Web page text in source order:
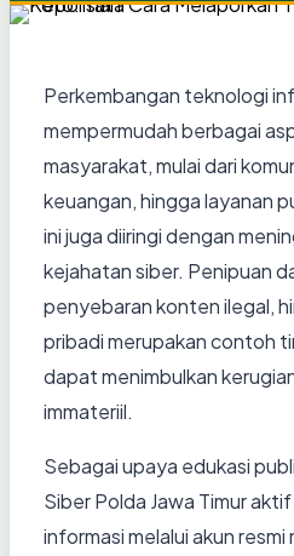
Perkembangan teknologi
mempermudah berbagai
masyarakat, mulai dari
keuangan, hingga layanan
ini juga diiringi dengan
kejahatan siber. Penipuan
penyebaran konten ilegal,
pribadi merupakan contoh
dapat menimbulkan
immateriil.
Sebagai upaya edukasi
Siber Polda Jawa Timur
informasi melalui akun